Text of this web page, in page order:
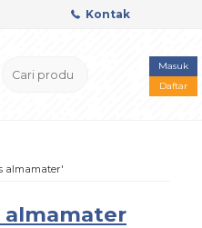
Kontak
Masuk
Daftar
almamater'
almamater